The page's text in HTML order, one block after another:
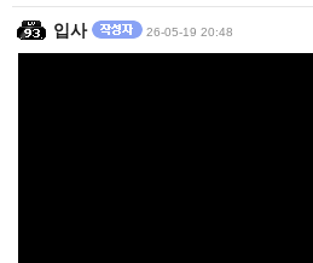
입사 26-05-19 20:48